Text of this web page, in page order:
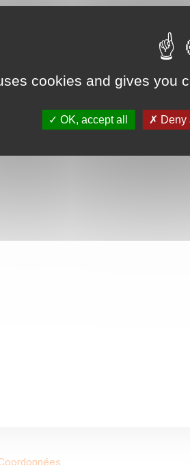
cookies and gives you
OK, accept all Deny